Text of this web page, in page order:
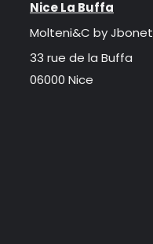
Nice La Buffa
Molteni&C by Jbonet
33 rue de la Buffa
06000 Nice